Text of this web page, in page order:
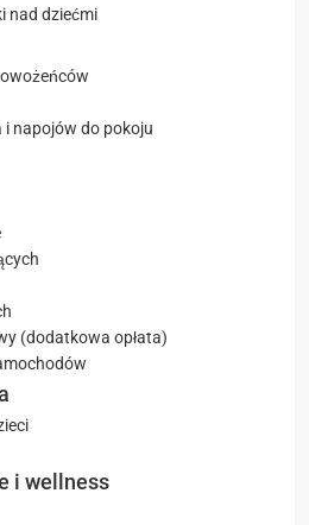
nad dziećmi
i napojów do pokoju
(dodatkowa opłata)
i wellness